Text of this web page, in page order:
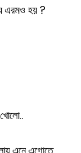
এরমও হয় ?